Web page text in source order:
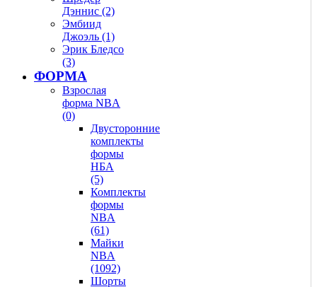
Дэннис (2)
Эмбиид
Джоэль (1)
Эрик Бледсо
(3)
ФОРМА
Взрослая
форма NBA
(0)
Двусторонние
комплекты
формы
НБА
(5)
Комплекты
формы
NBA
(61)
Майки
NBA
(1092)
Шорты